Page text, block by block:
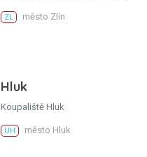
ZL město Zlín
Hluk
Koupaliště Hluk
UH město Hluk